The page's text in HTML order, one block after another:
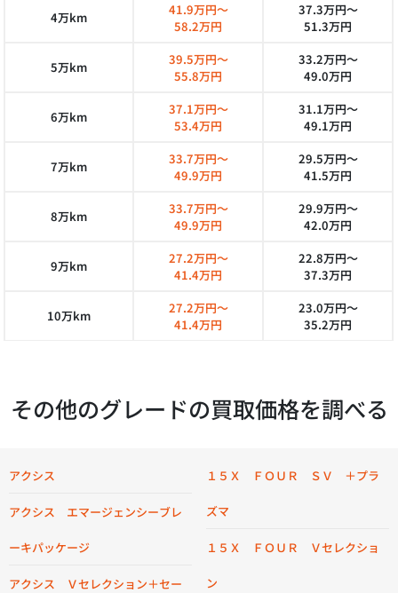
4万km
41.9万円～
58.2万円
37.3万円～
51.3万円
5万km
39.5万円～
55.8万円
33.2万円～
49.0万円
6万km
37.1万円～
53.4万円
31.1万円～
49.1万円
7万km
33.7万円～
49.9万円
29.5万円～
41.5万円
8万km
33.7万円～
49.9万円
29.9万円～
42.0万円
9万km
27.2万円～
41.4万円
22.8万円～
37.3万円
10万km
27.2万円～
41.4万円
23.0万円～
35.2万円
その他のグレードの買取価格を調べる
アクシス
アクシス エマージェンシーブレ
ーキパッケージ
アクシス Ｖセレクション＋セー
１５Ｘ ＦＯＵＲ ＳＶ ＋プラ
ズマ
１５Ｘ ＦＯＵＲ Ｖセレクショ
ン